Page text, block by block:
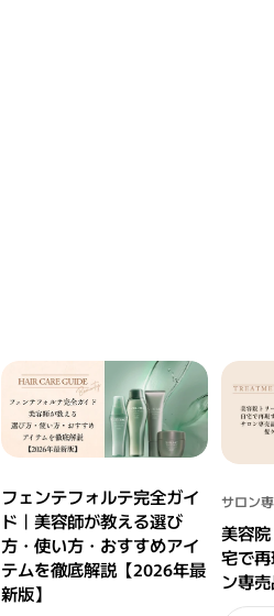
フェンテフォルテ完全ガイ
ド｜美容師が教える選び
方・使い方・おすすめアイ
テムを徹底解説【2026年最
新版】
サロン
美容
宅で
ン専